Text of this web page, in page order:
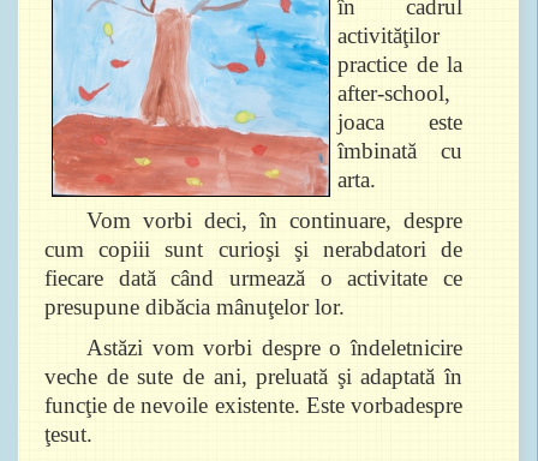
în cadrul
activităţilor
practice de la
after-school,
joaca este
îmbinată cu
arta.
Vom vorbi deci, în continuare, despre
cum copiii sunt curioşi şi nerabdatori de
fiecare dată când urmează o activitate ce
presupune dibăcia mânuţelor lor.
Astăzi vom vorbi despre o îndeletnicire
veche de sute de ani, preluată şi adaptată în
funcţie de nevoile existente. Este vorbadespre
ţesut.